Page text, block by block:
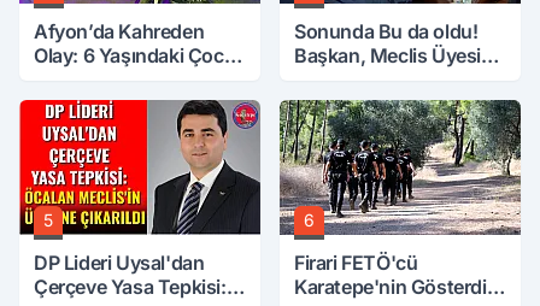
Afyon’da Kahreden
Olay: 6 Yaşındaki Çocuk
Sonunda Bu da oldu!
Başkan, Meclis Üyesini
Attırdı
5
DP Lideri Uysal'dan
Çerçeve Yasa Tepkisi:
6
Firari FETÖ'cü
Karatepe'nin Gösterdiği